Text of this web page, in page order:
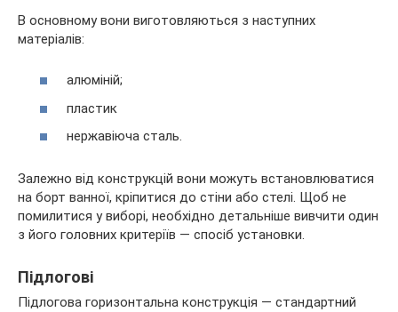
В основному вони виготовляються з наступних
матеріалів:
алюміній;
пластик
нержавіюча сталь.
Залежно від конструкцій вони можуть встановлюватися
на борт ванної, кріпитися до стіни або стелі. Щоб не
помилитися у виборі, необхідно детальніше вивчити один
з його головних критеріїв — спосіб установки.
Підлогові
Підлогова горизонтальна конструкція — стандартний